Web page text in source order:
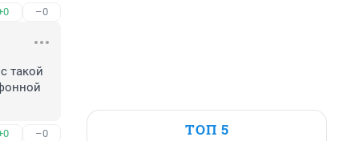
–0
такой
–0 ТОП 5